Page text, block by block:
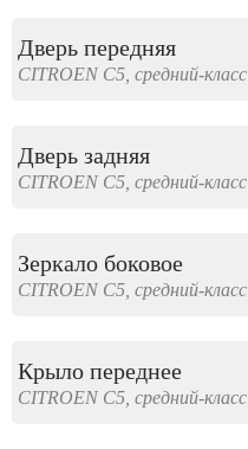
Дверь передняя
CITROEN C5, средний-класс
Дверь задняя
CITROEN C5, средний-класс
Зеркало боковое
CITROEN C5, средний-класс
Крыло переднее
CITROEN C5, средний-класс